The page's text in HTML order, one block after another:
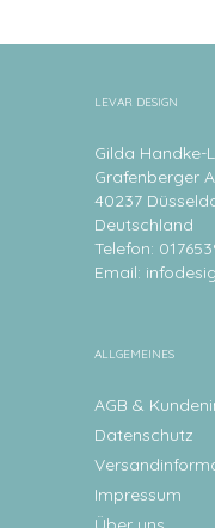
LEVAR DESIGN
Gilda Handke-
Grafenberger
40237
Deutschland
Telefon:
Email:
ALLGEMEINES
AGB &
Datenschutz
Impressum